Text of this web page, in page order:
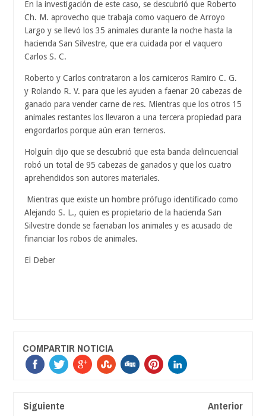
En la investigación de este caso, se descubrió que Roberto
Ch. M. aprovecho que trabaja como vaquero de Arroyo
Largo y se llevó los 35 animales durante la noche hasta la
hacienda San Silvestre, que era cuidada por el vaquero
Carlos S. C.
Roberto y Carlos contrataron a los carniceros Ramiro C. G.
y Rolando R. V. para que les ayuden a faenar 20 cabezas de
ganado para vender carne de res. Mientras que los otros 15
animales restantes los llevaron a una tercera propiedad para
engordarlos porque aún eran terneros.
Holguín dijo que se descubrió que esta banda delincuencial
robó un total de 95 cabezas de ganados y que los cuatro
aprehendidos son autores materiales.
Mientras que existe un hombre prófugo identificado como
Alejando S. L., quien es propietario de la hacienda San
Silvestre donde se faenaban los animales y es acusado de
financiar los robos de animales.
El Deber
COMPARTIR NOTICIA
Siguiente Anterior